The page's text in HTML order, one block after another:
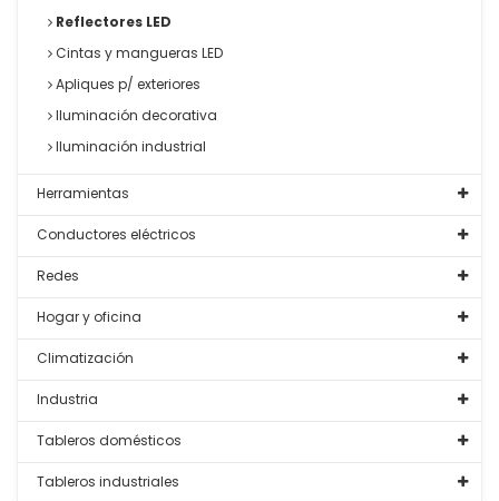
Reflectores LED
Cintas y mangueras LED
Apliques p/ exteriores
Iluminación decorativa
Iluminación industrial
Herramientas
Conductores eléctricos
Redes
Hogar y oficina
Climatización
Industria
Tableros domésticos
Tableros industriales